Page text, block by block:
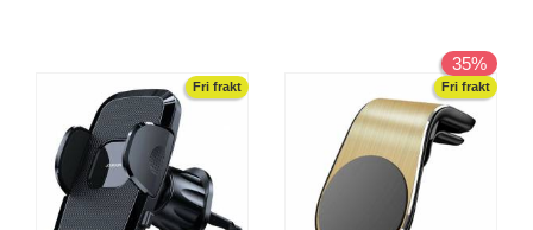
Fri frakt
35%
Fri frakt